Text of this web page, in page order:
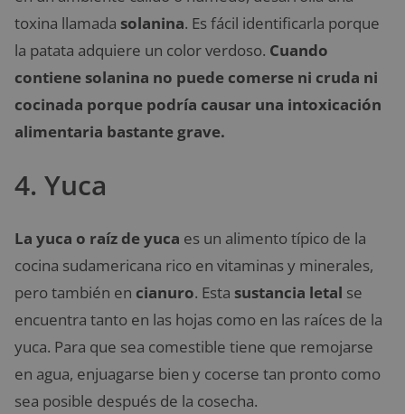
toxina llamada solanina. Es fácil identificarla porque
la patata adquiere un color verdoso. Cuando
contiene solanina no puede comerse ni cruda ni
cocinada porque podría causar una intoxicación
alimentaria bastante grave.
4. Yuca
La yuca o raíz de yuca es un alimento típico de la
cocina sudamericana rico en vitaminas y minerales,
pero también en cianuro. Esta sustancia letal se
encuentra tanto en las hojas como en las raíces de la
yuca. Para que sea comestible tiene que remojarse
en agua, enjuagarse bien y cocerse tan pronto como
sea posible después de la cosecha.